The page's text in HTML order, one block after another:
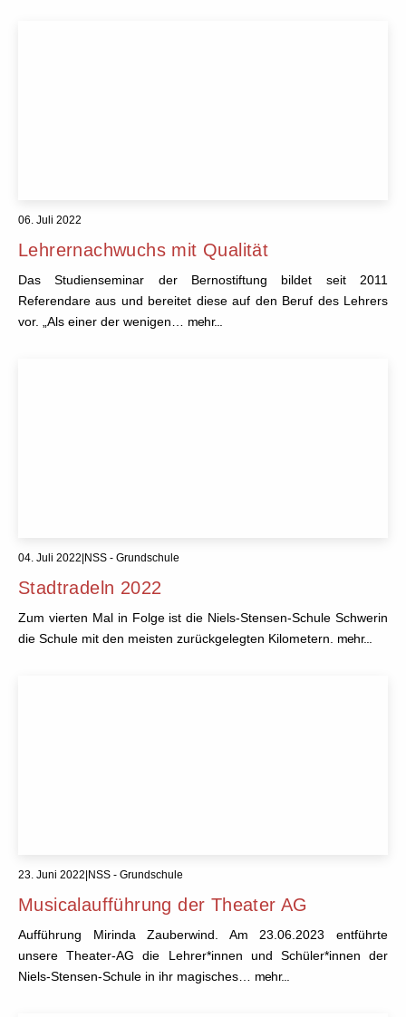
06. Juli 2022
Lehrernachwuchs mit Qualität
Das Studienseminar der Bernostiftung bildet seit 2011
Referendare aus und bereitet diese auf den Beruf des Lehrers
vor. „Als einer der wenigen… mehr...
04. Juli 2022 NSS - Grundschule
Stadtradeln 2022
Zum vierten Mal in Folge ist die Niels-Stensen-Schule Schwerin
die Schule mit den meisten zurückgelegten Kilometern. mehr...
23. Juni 2022 NSS - Grundschule
Musicalaufführung der Theater AG
Aufführung Mirinda Zauberwind. Am 23.06.2023 entführte
unsere Theater-AG die Lehrer*innen und Schüler*innen der
Niels-Stensen-Schule in ihr magisches… mehr...